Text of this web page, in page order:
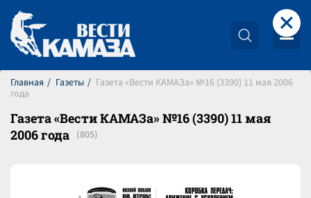
Главная Газеты
Газета «Вести КАМАЗа» №16 (3390) 11 мая 2006
года
Газета «Вести КАМАЗа» №16 (3390) 11 мая
2006 года
+